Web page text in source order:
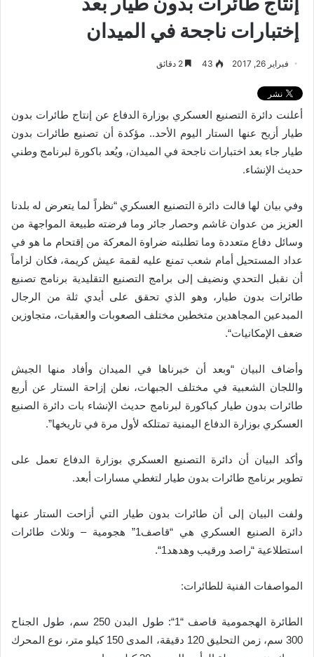
إختبارات ناجحة في الميدان
فبراير 26, 2017 43
أعلنت دائرة التصنيع العسكري بوزارة الدفاع عن إنتاج طائرات بدون
طيار أزيح عنها الستار اليوم الأحد.. مؤكدة أن تصنيع طائرات بدون
طيار جاء بعد اختبارات ناجحة في الميدان، ويُعد باكورة لبرنامج وطني
حديث الإنشاء.
وفي بيان لها قالت دائرة التصنيع العسكري “نظراً لما يتعرض له بلدنا
العزيز من عدوان غاشم وحصار جائر وما فرضته طبيعة المواجهة من
وسائل دفاع متعددة وما تطلبته ضراوة المعركة من إقتحام ما هو في
عداد المستحيل أمام شعب تمنع عليه لقمة عيش كريمة، فكان لزاماً
أن نقبل التحدي ونضيف إلى برامج التصنيع التقليدية برنامج تصنيع
طائرات بدون طيار، وهو الذي تحقق على أيدي ثلة من الرجال
المبدعين المجاهدين متخطين مختلف الصعوبات والعقبات، متجاوزين
ضعف الإمكانيات“.
وأضاف البيان “وبعد أن خبرناها في الميدان وأفاد منها الجيش
واللجان الشعبية في مختلف الجبهات، نعلن إزاحة الستار عن أربع
طائرات بدون طيار كباكورة لبرنامج حديث الإنشاء بات دائرة الصنيع
العسكري بوزارة الدفاع اليمنية تمتلكه لأول مرة في تاريخها”.
وأكد البيان أن دائرة التصنيع العسكري بوزارة الدفاع تعمل على
تطوير برنامج طائرات بدون طيار لتغطي مسارات أبعد.
ولفت البيان إلى أن طائرات بدون طيار التي أزاحت الستار عنها
دائرة الصنيع العسكري هي “قاصف1” هجومية – وثلاث طائرات
استطلاعية “راصد ورقيب وهدهد1 “.
المواصفات الفنية للطائرات:
الطائرة الهجمومية قاصف “1 “:
طول البدن 250 سم، طول الجناح
300 سم، زمن التحليق 120 دقيقة، المدى 150 كيلو متر، نوع المحرك